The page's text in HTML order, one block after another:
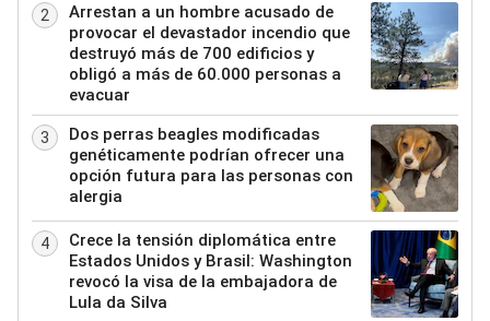
2
Arrestan a un hombre acusado de
provocar el devastador incendio que
destruyó más de 700 edificios y
obligó a más de 60.000 personas a
evacuar
3
Dos perras beagles modificadas
genéticamente podrían ofrecer una
opción futura para las personas con
alergia
4
Crece la tensión diplomática entre
Estados Unidos y Brasil: Washington
revocó la visa de la embajadora de
Lula da Silva